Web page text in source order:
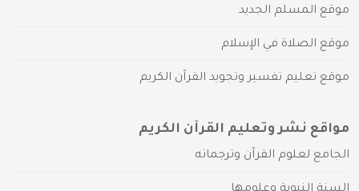
موقع المسلم الجديد
موقع الصلاة في الإسلام
موقع تعليم تفسير وتجويد القرآن الكريم
مواقع نشر وتعليم القرآن الكريم
الجامع لعلوم القرآن وترجماته